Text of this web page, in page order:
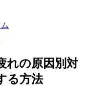
れの原因別対
る方法